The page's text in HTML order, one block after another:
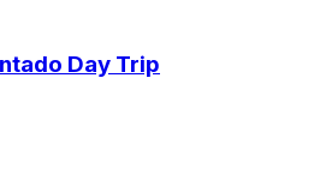
Day Trip